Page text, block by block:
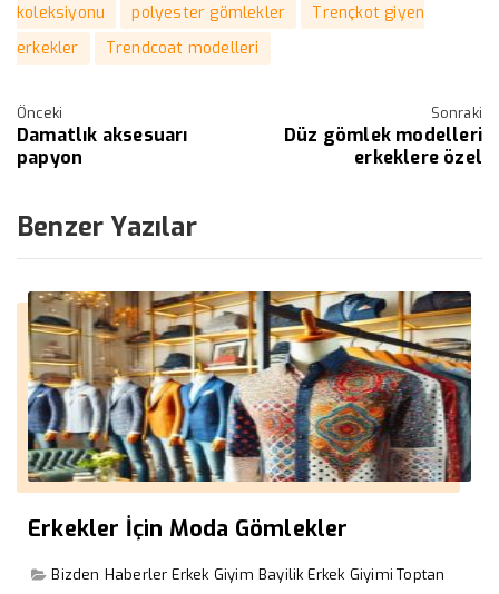
koleksiyonu
polyester gömlekler
Trençkot giyen
erkekler
Trendcoat modelleri
Önceki
Damatlık aksesuarı
papyon
Sonraki
Düz gömlek modelleri
erkeklere özel
Benzer Yazılar
Erkekler İçin Moda Gömlekler
Bizden Haberler Erkek Giyim Bayilik Erkek Giyimi Toptan